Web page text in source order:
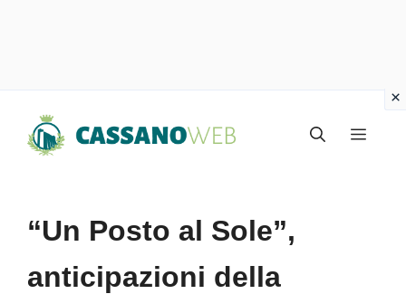
Menu
“Un Posto al Sole”,
anticipazioni della